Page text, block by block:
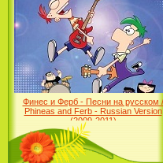
Фархат: Принц Персии /
Farhat: The Prince of the
Desert (сериал) (2004)
Финес и Ферб - Песни на русском /
Phineas and Ferb - Russian Version
(2009-2011)